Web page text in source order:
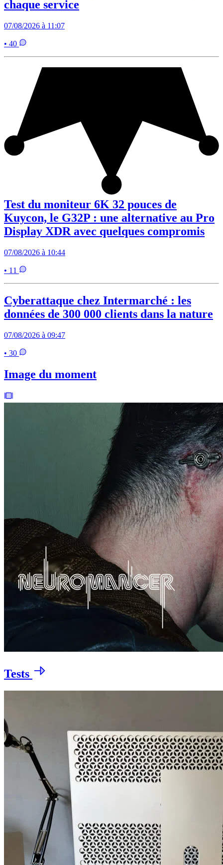
chaque service
07/08/2026 à 11:07
• 40
Test du moniteur 6K 32 pouces de
Kuycon, le G32P : une alternative au Pro
Display XDR avec quelques compromis
07/08/2026 à 10:44
• 11
Cyberattaque chez Intermarché : les
données de 300 000 clients dans la nature
07/08/2026 à 09:47
• 30
Image du moment
Tests